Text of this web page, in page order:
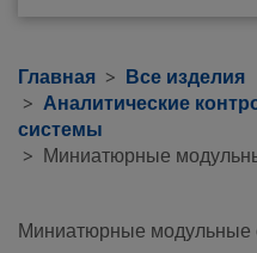
Главная
Все изделия
Аналитические
системы
Миниатюрные
Миниатюрные модульные